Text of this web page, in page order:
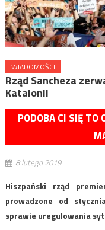
WIADOMOŚCI
Rząd Sancheza
Katalonii
PODOBA CI SIĘ TO
8 lutego 2019
Hiszpański rząd
prowadzone od
sprawie uregulowania